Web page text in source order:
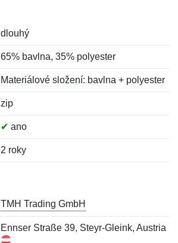
dlouhý
65% bavlna, 35% polyester
Materiálové složení: bavlna + polyester
zip
✔ ano
2 roky
TMH Trading GmbH
Ennser Straße 39, Steyr-Gleink, Austria